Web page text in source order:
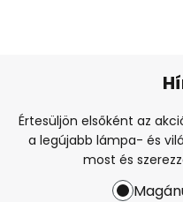
Értesüljön elsőként az
a legújabb lámpa- és
most és